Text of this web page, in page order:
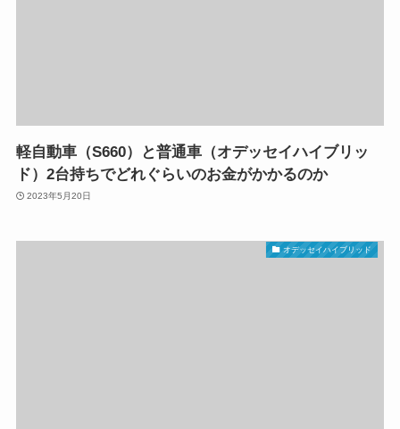
軽自動車（S660）と普通車（オデッセイハイブリッ
ド）2台持ちでどれぐらいのお金がかかるのか
2023年5月20日
オデッセイハイブリッド